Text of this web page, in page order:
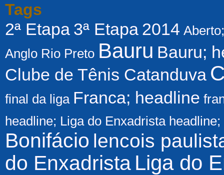
Tags
2ª Etapa 3ª Etapa 2014
Anglo Rio Preto Bauru Bauru;
Clube de Tênis Catanduva
final da liga Franca; headline
headline; Liga do Enxadrista
Bonifácio lencois
do Enxadrista Liga do